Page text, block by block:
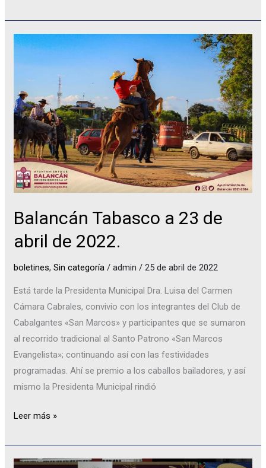
Balancán Tabasco a 23 de
abril de 2022.
boletines,Sin categoría /admin /25 de abril de 2022
Está tarde la Presidenta Municipal Dra. Luisa del Carmen
Cámara Cabrales, convivio con los integrantes del Club de
Cabalgantes «San Marcos» y participantes que se sumaron
al recorrido tradicional al Santo Patrono «San Marcos
Evangelista»; continuando así con las festividades
programadas. Ahí se premio a los caballos bailadores, y así
mismo la Presidenta Municipal rindió
Balancán
23
de
abril
de
2022.
Leer más »
CORTE